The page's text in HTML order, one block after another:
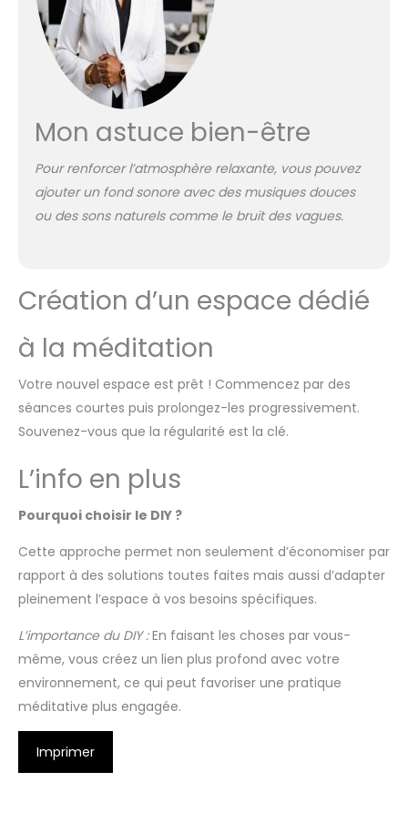
Mon astuce bien-être
Pour renforcer l’atmosphère relaxante, vous pouvez
ajouter un fond sonore avec des musiques douces
ou des sons naturels comme le bruit des vagues.
Création d’un espace dédié
à la méditation
Votre nouvel espace est prêt ! Commencez par des
séances courtes puis prolongez-les progressivement.
Souvenez-vous que la régularité est la clé.
L’info en plus
Pourquoi choisir le DIY ?
Cette approche permet non seulement d’économiser par
rapport à des solutions toutes faites mais aussi d’adapter
pleinement l’espace à vos besoins spécifiques.
L’importance du DIY :En faisant les choses par vous-
même, vous créez un lien plus profond avec votre
environnement, ce qui peut favoriser une pratique
méditative plus engagée.
Imprimer